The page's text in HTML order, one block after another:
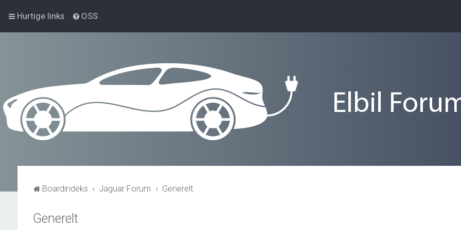
Hurtige links OSS
Boardindeks Jaguar Forum Generelt
Generelt